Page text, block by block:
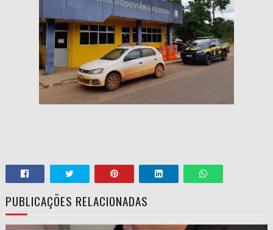
PUBLICAÇÕES RELACIONADAS